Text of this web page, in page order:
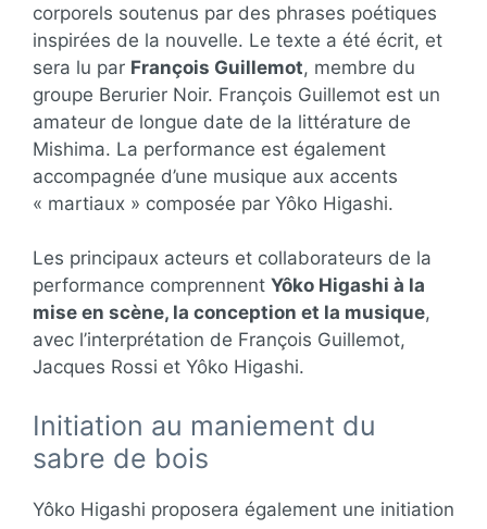
corporels soutenus par des phrases poétiques
inspirées de la nouvelle. Le texte a été écrit, et
sera lu par François Guillemot, membre du
groupe Berurier Noir. François Guillemot est un
amateur de longue date de la littérature de
Mishima. La performance est également
accompagnée d’une musique aux accents
« martiaux » composée par Yôko Higashi.
Les principaux acteurs et collaborateurs de la
performance comprennent Yôko Higashi à la
mise en scène, la conception et la musique,
avec l’interprétation de François Guillemot,
Jacques Rossi et Yôko Higashi.
Initiation au maniement du
sabre de bois
Yôko Higashi proposera également une initiation